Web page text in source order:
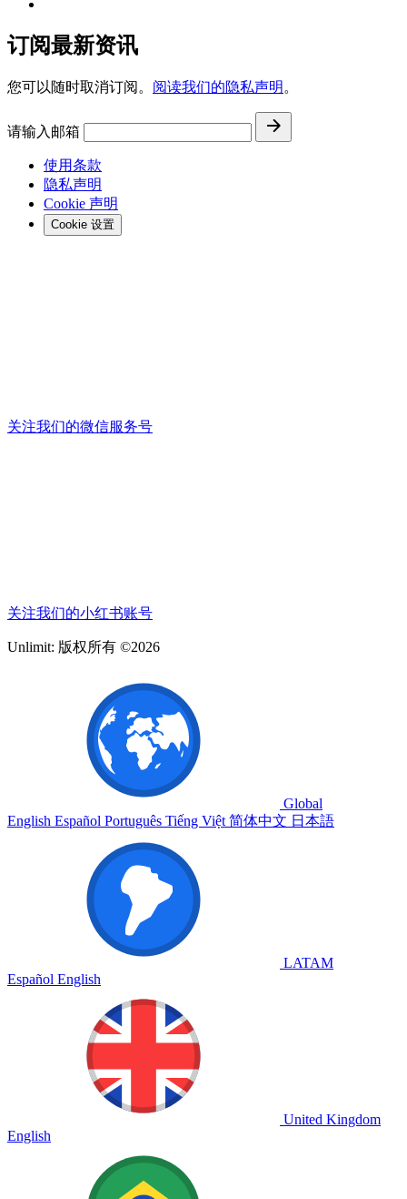
订阅最新资讯
您可以随时取消订阅。 阅读我们的隐私声明 。
请输入邮箱
使用条款
隐私声明
Cookie 声明
Cookie 设置
关注我们的微信服务号
关注我们的小红书账号
Unlimit: 版权所有 ©2026
Global
English Español Português Tiếng Việt 简体中文 日本語
LATAM
Español English
United Kingdom
English